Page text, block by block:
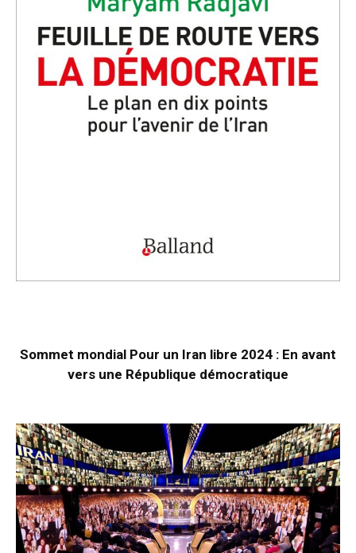
Sommet mondial Pour un Iran libre 2024 : En avant
vers une République démocratique